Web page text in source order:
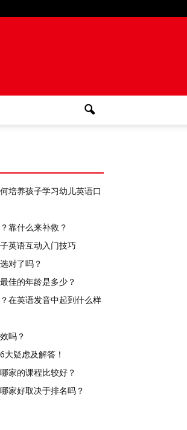
培养孩子学习幼儿英语口
靠什么来补救？
英语互动入门技巧
对了吗？
佳的年龄是多少？
在英语发音中起到什么样
吗？
疑虑及解答！
家的课程比较好？
家好取决于排名吗？